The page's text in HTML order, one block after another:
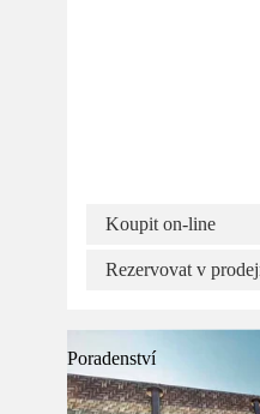
Koupit on-line
Rezervovat v
Poradenství